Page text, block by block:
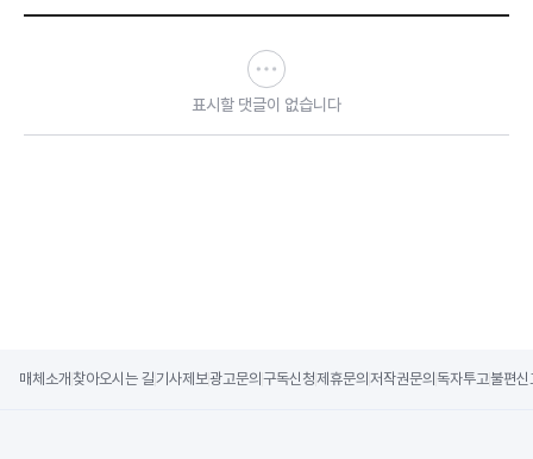
표시할 댓글이 없습니다
매체소개 찾아오시는 길기사제보광고문의 구독신청제휴문의 저작권문의 독자투고불편신